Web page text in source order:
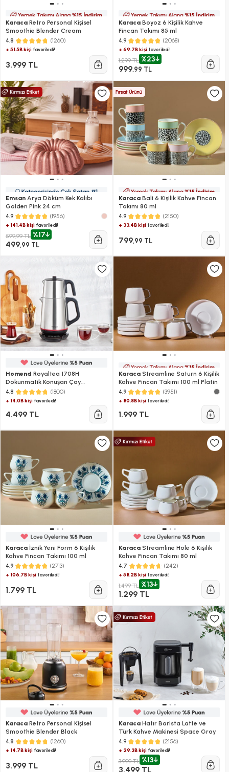
Karaca Retro Personal Kişisel
Smoothie Blender Cream
4.8 (1260)
+ 51.5B kişi favoriledi!
3.999 TL
KaracaBoyoz 6 Kişilik Kahve
Fincan Takımı 85 ml
4.9 (2068)
+ 69.7B kişifavoriledi!
1.299 TL %23
999,99 TL
Emsan Arya Döküm Kek Kalıbı
Golden Pink 24 cm
4.9 (1956)
+ 141.4B kişi favoriledi!
599,99 TL %17
499,99 TL
KaracaBali 6 Kişilik Kahve Fincan
Takımı 80 ml
4.9 (2150)
+ 33.4B kişifavoriledi!
799,99 TL
Homend Royaltea 1708H
Dokunmatik Konuşan Çay
Makinesi
4.8 (1800)
+ 14.0B kişi favoriledi!
4.499 TL
KaracaStreamline Saturn 6 Kişilik
Kahve Fincan Takımı 100 ml Platin
4.9 (3951)
+ 80.8B kişifavoriledi!
1.999 TL
Karaca İznik Yeni Form 6 Kişilik
Kahve Fincan Takımı 100 ml
4.9 (2713)
+ 106.7B kişi favoriledi!
1.799 TL
KaracaStreamline Hole 6 Kişilik
Kahve Fincan Takımı 80 ml
4.7 (242)
+ 58.2B kişifavoriledi!
1.499 TL %13
1.299 TL
Karaca Retro Personal Kişisel
Smoothie Blender Black
4.8 (1260)
+ 14.7B kişi favoriledi!
3.999 TL
KaracaHatır Barista Latte ve
Türk Kahve Makinesi Space Gray
4.9 (2156)
+ 29.3B kişifavoriledi!
3.999 TL %13
3.499 TL